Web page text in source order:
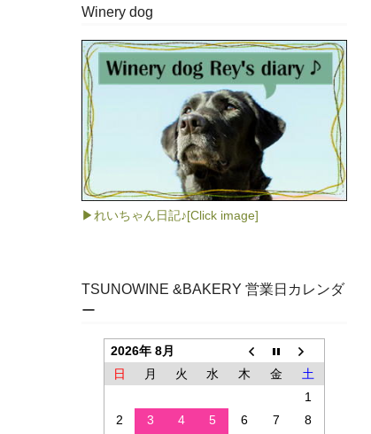
Winery dog
▶れいちゃん日記♪[Click image]
TSUNOWINE &BAKERY 営業日カレンダ
ー
2026年 8月
日
月 火 水 木 金
土
1
2
3 4 5 6 7
8